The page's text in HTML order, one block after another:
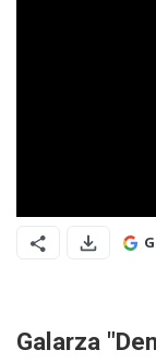
Galarza